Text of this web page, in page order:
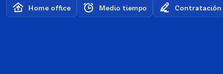
Home office Medio tiempo